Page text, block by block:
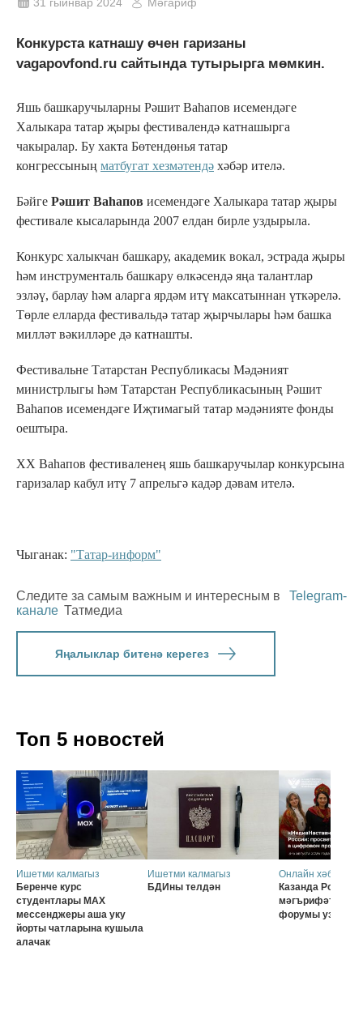
31 гыйнвар 2024 Мәгариф
Конкурста катнашу өчен гаризаны
vagapovfond.ru сайтында тутырырга мөмкин.
Яшь башкаручыларны Рәшит Ваһапов исемендәге
Халыкара татар җыры фестивалендә катнашырга
чакыралар. Бу хакта Бөтендөнья татар
конгрессының матбугат хезмәтендә хәбәр ителә.
Бәйге Рәшит Ваһапов исемендәге Халыкара татар җыры
фестивале кысаларында 2007 елдан бирле уздырыла.
Конкурс халыкчан башкару, академик вокал, эстрада җыры
һәм инструменталь башкару өлкәсендә яңа талантлар
эзләү, барлау һәм аларга ярдәм итү максатыннан үткәрелә.
Төрле елларда фестивальдә татар җырчылары һәм башка
милләт вәкилләре дә катнашты.
Фестивальне Татарстан Республикасы Мәдәният
министрлыгы һәм Татарстан Республикасының Рәшит
Ваһапов исемендәге Иҗтимагый татар мәдәнияте фонды
оештыра.
ХX Ваһапов фестиваленең яшь башкаручылар конкурсына
гаризалар кабул итү 7 апрельгә кадәр дәвам ителә.
Чыганак: "Татар-информ"
Следите за самым важным и интересным в
Telegram-
канале Татмедиа
Яңалыклар битенә керегез
Топ 5 новостей
Ишетми калмагыз
Беренче курс
студентлары MAX
мессенджеры аша уку
йорты чатларына кушыла
алачак
Ишетми калмагыз
БДИны телдән
Онлайн хәбәрләр
Казанда Россия
форумы узачак